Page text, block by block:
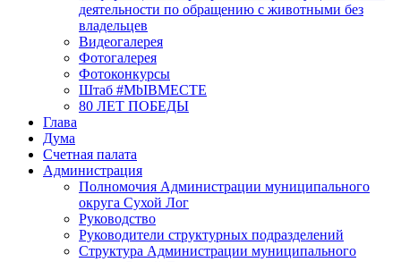
деятельности по обращению с животными без
владельцев
Видеогалерея
Фотогалерея
Фотоконкурсы
Штаб #MbIBMECTE
80 ЛЕТ ПОБЕДЫ
Глава
Дума
Счетная палата
Администрация
Полномочия Администрации муниципального
округа Сухой Лог
Руководство
Руководители структурных подразделений
Структура Администрации муниципального